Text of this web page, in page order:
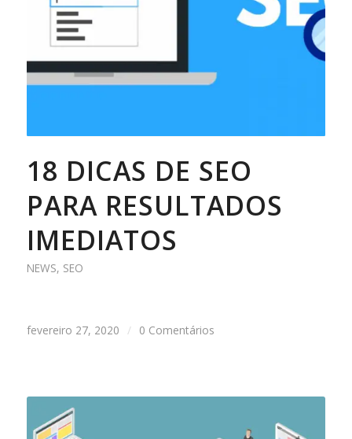
18 DICAS DE SEO
PARA RESULTADOS
IMEDIATOS
NEWS, SEO
fevereiro 27, 2020 / 0 Comentários